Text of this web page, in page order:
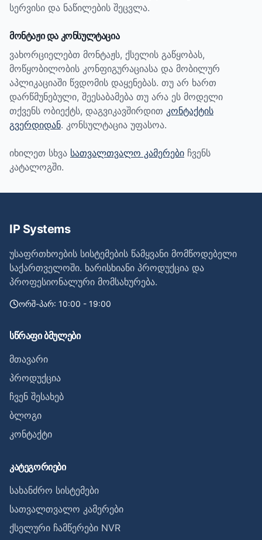
სერვისი და ნაწილების შეცვლა.
მონტაჟი და კონსულტაცია
ვახორციელებთ მონტაჟს, ქსელის გაწყობას,
მოწყობილობის კონფიგურაციასა და მობილურ
აპლიკაციაში წვდომის დაყენებას. თუ არ ხართ
დარწმუნებული, შეესაბამება თუ არა ეს მოდელი
თქვენს ობიექტს, დაგვიკავშირდით კონტაქტის
გვერდიდან. კონსულტაცია უფასოა.
იხილეთ სხვა სათვალთვალო კამერები ჩვენს
კატალოგში.
IP Systems
უსაფრთხოების სისტემების წამყვანი მომწოდებელი
საქართველოში. ხარისხიანი პროდუქცია და
პროფესიონალური მომსახურება.
ორშ-პარ: 10:00 - 19:00
სწრაფი ბმულები
მთავარი
პროდუქცია
ჩვენ შესახებ
ბლოგი
კონტაქტი
კატეგორიები
სახანძრო სისტემები
სათვალთვალო კამერები
ქსელური ჩამწერები NVR